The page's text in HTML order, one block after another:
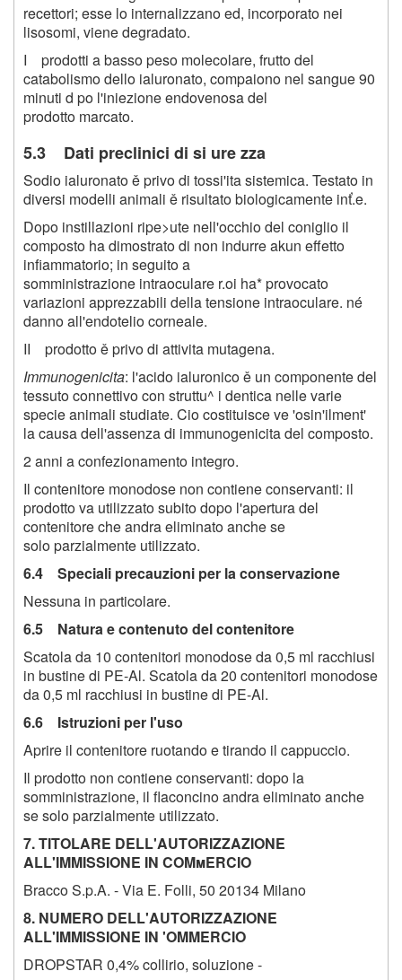
recettori; esse lo internalizzano ed, incorporato nei
lisosomi, viene degradato.
I prodotti a basso peso molecolare, frutto del
catabolismo dello ialuronato, compaiono nel sangue 90
minuti d po l'iniezione endovenosa del
prodotto marcato.
5.3 Dati preclinici di si ure zza
Sodio ialuronato ě privo di tossi'ita sistemica. Testato in
diversi modelli animali ě risultato biologicamente inť.e.
Dopo instillazioni ripe>ute nell'occhio del coniglio il
composto ha dimostrato di non indurre akun effetto
infiammatorio; in seguito a
somministrazione intraoculare r.oi ha* provocato
variazioni apprezzabili della tensione intraoculare. né
danno all'endotelio corneale.
II prodotto ě privo di attivita mutagena.
Immunogenicita: l'acido ialuronico ě un componente del
tessuto connettivo con struttu^ i dentica nelle varie
specie animali studiate. Cio costituisce ve 'osin'ilment'
la causa dell'assenza di immunogenicita del composto.
2 anni a confezionamento integro.
Il contenitore monodose non contiene conservanti: il
prodotto va utilizzato subito dopo l'apertura del
contenitore che andra eliminato anche se
solo parzialmente utilizzato.
6.4 Speciali precauzioni per la conservazione
Nessuna in particolare.
6.5 Natura e contenuto del contenitore
Scatola da 10 contenitori monodose da 0,5 ml racchiusi
in bustine di PE-Al. Scatola da 20 contenitori monodose
da 0,5 ml racchiusi in bustine di PE-Al.
6.6 Istruzioni per l'uso
Aprire il contenitore ruotando e tirando il cappuccio.
Il prodotto non contiene conservanti: dopo la
somministrazione, il flaconcino andra eliminato anche
se solo parzialmente utilizzato.
7. TITOLARE DELL'AUTORIZZAZIONE
ALL'IMMISSIONE IN COMmERCIO
Bracco S.p.A. - Via E. Folli, 50 20134 Milano
8. NUMERO DELL'AUTORIZZAZIONE
ALL'IMMISSIONE IN 'OMMERCIO
DROPSTAR 0,4% collirio, soluzione -